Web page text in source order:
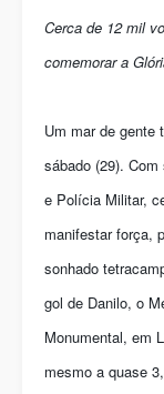
Cerca de 12 mil
comemorar a
Um mar de gente
sábado (29).
e Polícia Militar,
manifestar força,
sonhado
gol de Danilo, o
Monumental, em
mesmo a quase